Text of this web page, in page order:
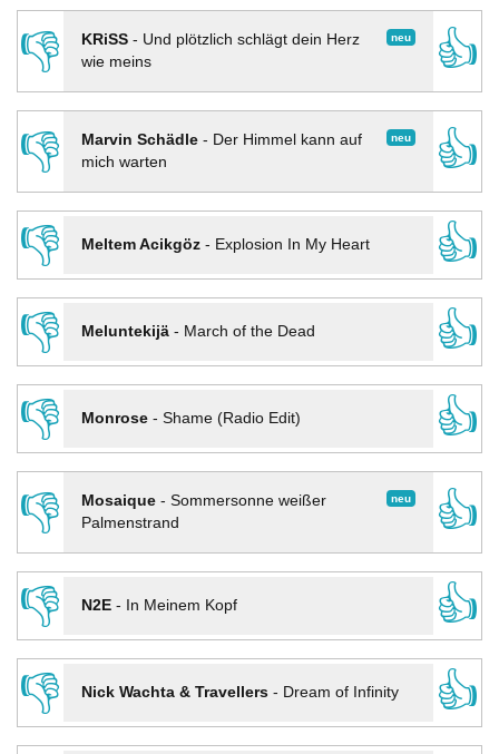
👎
neu
KRiSS- Und plötzlich schlägt dein Herz
wie meins
👍
👎 neu
Marvin Schädle- Der Himmel kann auf
mich warten
👍
👎
Meltem Acikgöz- Explosion In My Heart
👍
👎
Meluntekijä- March of the Dead
👍
👎
Monrose- Shame (Radio Edit)
👍
👎
neu
Mosaique- Sommersonne weißer
Palmenstrand
👍
👎
N2E- In Meinem Kopf
👍
👎
Nick Wachta & Travellers- Dream of Infinity
👍